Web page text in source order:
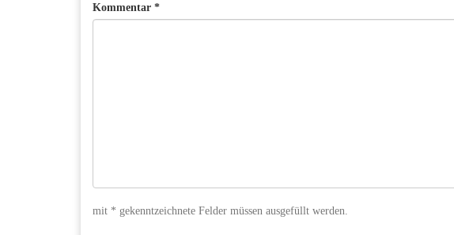
Kommentar *
mit * gekenntzeichnete Felder müssen ausgefüllt werden.